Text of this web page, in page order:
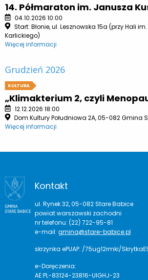
14. Półmaraton im. Janusza
04.10.2026 10:00
Start: Błonie, ul. Lesznowska 15a (przy Hali
Karlickiego)
Więcej informacji
Grudzień 2026
KULTURA
„Klimakterium 2, czyli
12.12.2026 18:00
Dom Kultury Południowa 2A, 05-082 Gmina
Więcej informacji
Kontakt
ul. Rynek 32, 05-082 Stare Babice
powiat warszawski zachodni
nr telefonu: (22) 722-95-81
e-mail: gmina@stare-babice.pl
skrzynka ePUAP: /75ug12rmki/
e-Doręczenia:
AE:PL-83124-23816-UIGHJ-23